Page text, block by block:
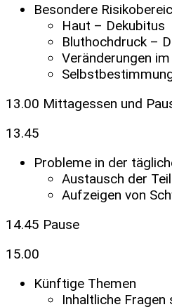
Besondere
Haut – Dekubitus
Bluthochdruck –
Veränderungen im
13.00 Mittagessen und
13.45
Probleme in der
Austausch der
Aufzeigen von
14.45 Pause
15.00
Künftige Themen
Inhaltliche